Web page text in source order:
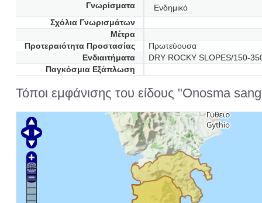
Γνωρίσματα
Ενδημικό
Σχόλια Γνωρισμάτων
Μέτρα
Προτεραιότητα Προστασίας
Πρωτεύουσα
Ενδιαιτήματα
DRY ROCKY SLOPES/150-
Παγκόσμια Εξάπλωση
Τόποι εμφάνισης του είδους "Onosma